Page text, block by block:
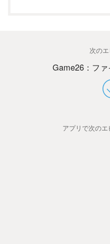
次の
Game26：フ
アプリで次の